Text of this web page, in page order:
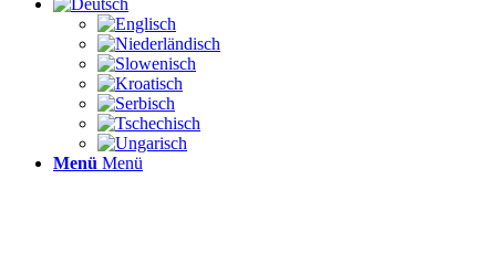
Menü Menü